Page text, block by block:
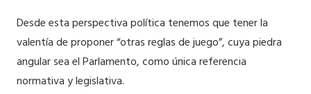
Desde esta perspectiva política tenemos que tener la
valentía de proponer “otras reglas de juego”, cuya piedra
angular sea el Parlamento, como única referencia
normativa y legislativa.